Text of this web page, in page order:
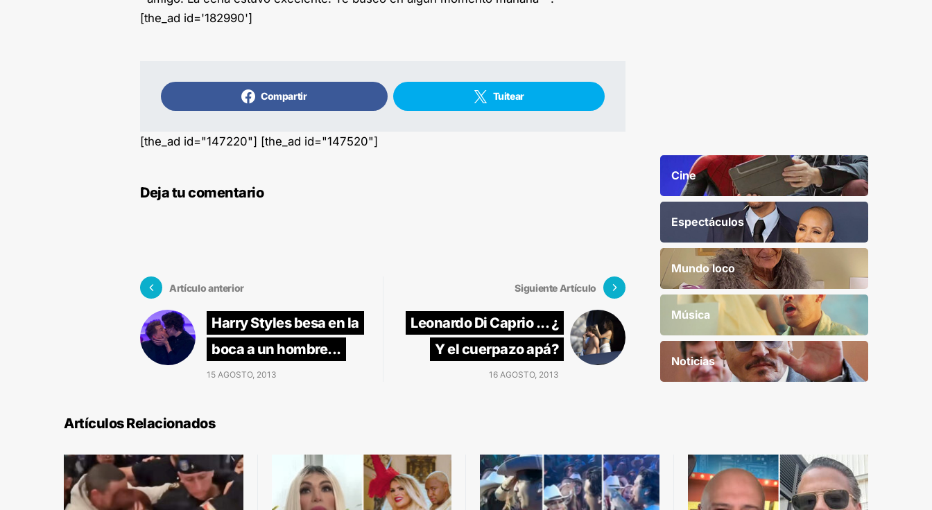
[the_ad id='182990']
Compartir Tuitear
[the_ad id="147220"] [the_ad id="147520"]
Deja tu comentario
Artículo anterior
Harry Styles besa en la
boca a un hombre...
15 AGOSTO, 2013
Siguiente Artículo
Leonardo Di Caprio ... ¿
Y el cuerpazo apá?
16 AGOSTO, 2013
Cine
Espectáculos
Mundo loco
Música
Noticias
Artículos Relacionados